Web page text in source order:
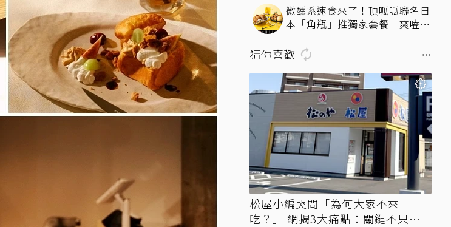
微醺系速食來了！頂呱呱聯名日
本「角瓶」推獨家套餐 爽嗑
猜你喜歡
松屋小編哭問「為何大家不來
吃？」 網揭3大痛點：關鍵不只價